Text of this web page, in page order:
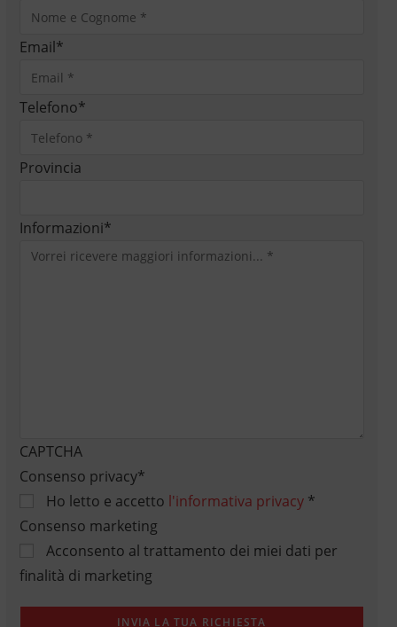
Email*
Telefono*
Provincia
Informazioni*
CAPTCHA
Consenso privacy*
Ho letto e accetto l'informativa privacy*
Consenso marketing
Acconsento al trattamento dei miei dati per
finalità di marketing